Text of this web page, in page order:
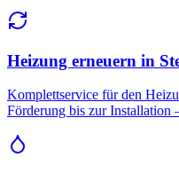
Heizung erneuern in
Komplettservice für den
Förderung bis zur Installation